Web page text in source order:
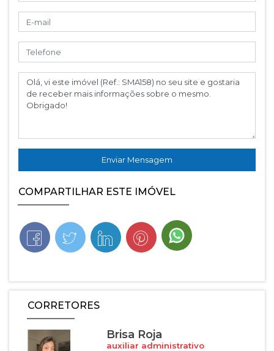
Enviar Mensagem
COMPARTILHAR ESTE IMÓVEL
CORRETORES
Brisa Roja
auxiliar administrativo